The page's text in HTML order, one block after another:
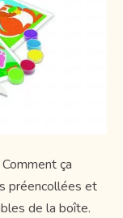
ça
préencollées et
de la boîte.